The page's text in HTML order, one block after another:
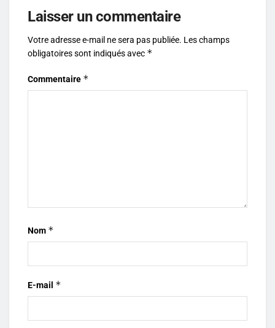
Laisser un commentaire
Votre adresse e-mail ne sera pas publiée. Les champs
obligatoires sont indiqués avec *
Commentaire *
Nom *
E-mail *